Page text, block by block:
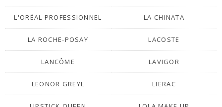
L'ORÉAL PROFESSIONNEL LA CHINATA
LA ROCHE-POSAY LACOSTE
LANCÔME LAVIGOR
LEONOR GREYL LIERAC